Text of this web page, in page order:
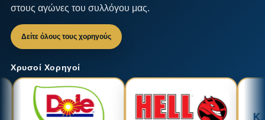
στους αγώνες του συλλόγου μας.
Δείτε όλους τους χορηγούς
Χρυσοί Χορηγοί